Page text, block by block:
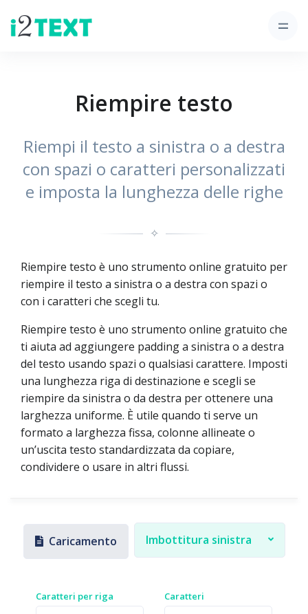
Riempire testo
Riempi il testo a sinistra o a destra
con spazi o caratteri personalizzati
e imposta la lunghezza delle righe
✧
Riempire testo è uno strumento online gratuito per
riempire il testo a sinistra o a destra con spazi o
con i caratteri che scegli tu.
Riempire testo è uno strumento online gratuito che
ti aiuta ad aggiungere padding a sinistra o a destra
del testo usando spazi o qualsiasi carattere. Imposti
una lunghezza riga di destinazione e scegli se
riempire da sinistra o da destra per ottenere una
larghezza uniforme. È utile quando ti serve un
formato a larghezza fissa, colonne allineate o
un’uscita testo standardizzata da copiare,
condividere o usare in altri flussi.
Caricamento Imbottitura sinistra
Caratteri per riga Caratteri